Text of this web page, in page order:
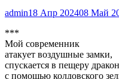
admin18 Апр 202408 Май
***
Мой современник
атакует воздушные замки,
спускается в пещеру
с помощью колдовского